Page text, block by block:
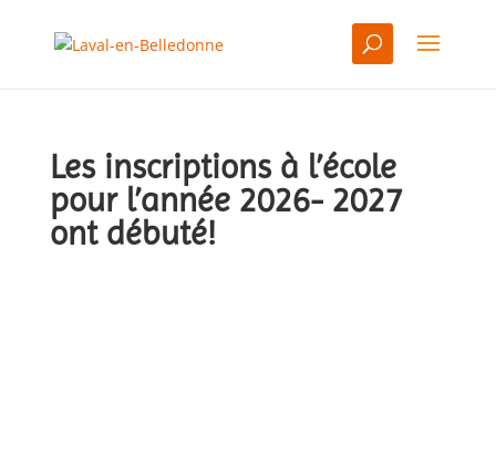
Les inscriptions à l’école
pour l’année 2026- 2027
ont débuté!